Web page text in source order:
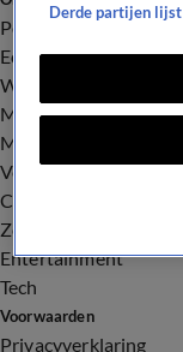
Politiek
Economie
Wonen
Maatschappij
Milieu
Verkeer
Crime
Zorg
Entertainment
Tech
Voorwaarden
Privacyverklaring
Derde partijen lijst